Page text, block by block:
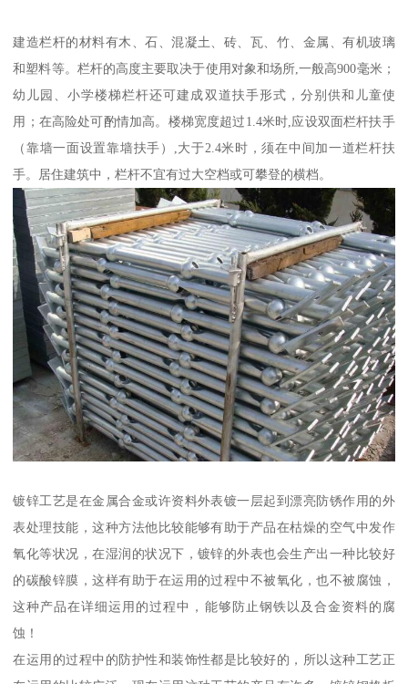
建造栏杆的材料有木、石、混凝土、砖、瓦、竹、金属、有机玻璃
和塑料等。栏杆的高度主要取决于使用对象和场所,一般高900毫米；
幼儿园、小学楼梯栏杆还可建成双道扶手形式，分别供和儿童使
用；在高险处可酌情加高。楼梯宽度超过1.4米时,应设双面栏杆扶手
（靠墙一面设置靠墙扶手）,大于2.4米时，须在中间加一道栏杆扶
手。居住建筑中，栏杆不宜有过大空档或可攀登的横档。
镀锌工艺是在金属合金或许资料外表镀一层起到漂亮防锈作用的外
表处理技能，这种方法他比较能够有助于产品在枯燥的空气中发作
氧化等状况，在湿润的状况下，镀锌的外表也会生产出一种比较好
的碳酸锌膜，这样有助于在运用的过程中不被氧化，也不被腐蚀，
这种产品在详细运用的过程中，能够防止钢铁以及合金资料的腐
蚀！
在运用的过程中的防护性和装饰性都是比较好的，所以这种工艺正